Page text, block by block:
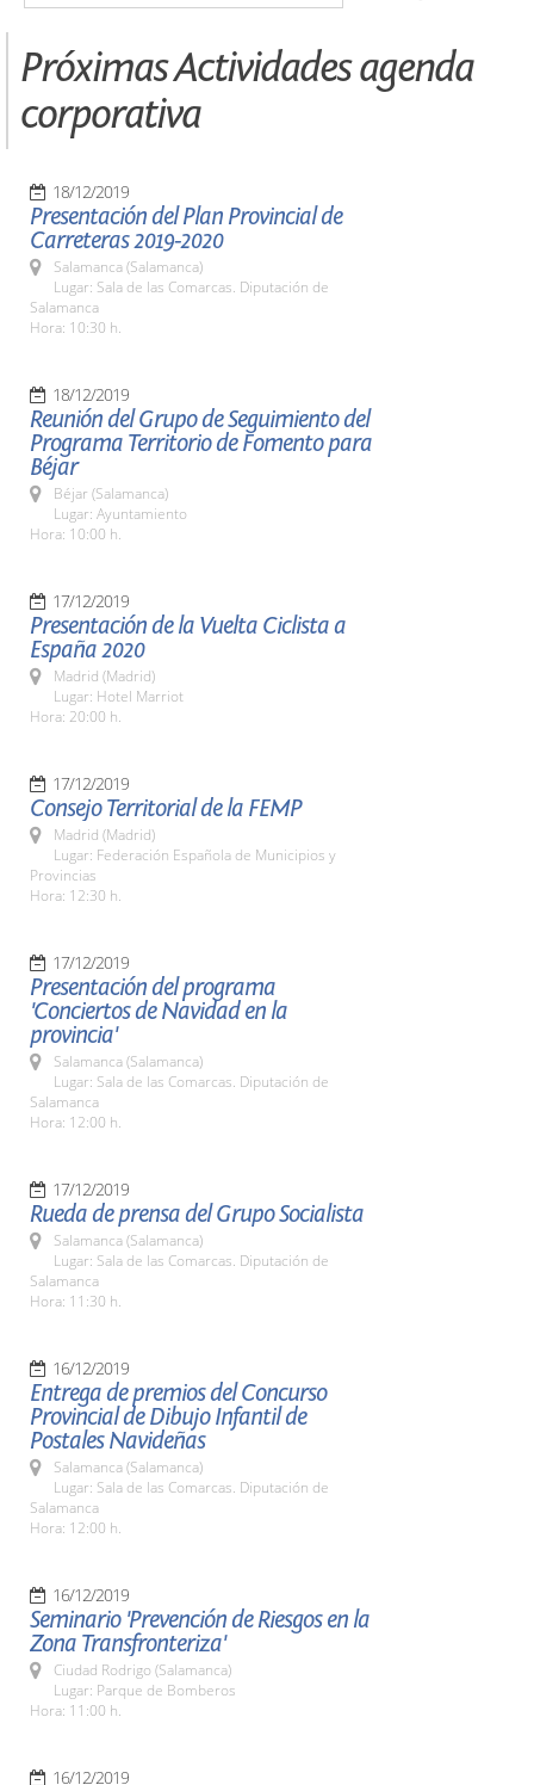
Próximas Actividades agenda
corporativa
18/12/2019
Presentación del Plan Provincial de
Carreteras 2019-2020
Salamanca (Salamanca)
Lugar: Sala de las Comarcas. Diputación de
Salamanca
Hora: 10:30 h.
18/12/2019
Reunión del Grupo de Seguimiento del
Programa Territorio de Fomento para
Béjar
Béjar (Salamanca)
Lugar: Ayuntamiento
Hora: 10:00 h.
17/12/2019
Presentación de la Vuelta Ciclista a
España 2020
Madrid (Madrid)
Lugar: Hotel Marriot
Hora: 20:00 h.
17/12/2019
Consejo Territorial de la FEMP
Madrid (Madrid)
Lugar: Federación Española de Municipios y
Provincias
Hora: 12:30 h.
17/12/2019
Presentación del programa
'Conciertos de Navidad en la
provincia'
Salamanca (Salamanca)
Lugar: Sala de las Comarcas. Diputación de
Salamanca
Hora: 12:00 h.
17/12/2019
Rueda de prensa del Grupo Socialista
Salamanca (Salamanca)
Lugar: Sala de las Comarcas. Diputación de
Salamanca
Hora: 11:30 h.
16/12/2019
Entrega de premios del Concurso
Provincial de Dibujo Infantil de
Postales Navideñas
Salamanca (Salamanca)
Lugar: Sala de las Comarcas. Diputación de
Salamanca
Hora: 12:00 h.
16/12/2019
Seminario 'Prevención de Riesgos en la
Zona Transfronteriza'
Ciudad Rodrigo (Salamanca)
Lugar: Parque de Bomberos
Hora: 11:00 h.
16/12/2019